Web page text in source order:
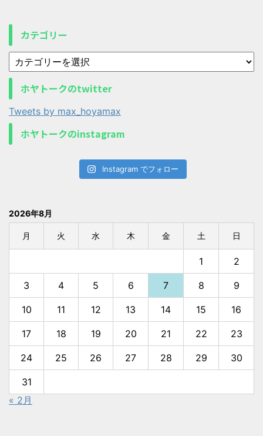
カテゴリー
ホヤトークのtwitter
Tweets by max_hoyamax
ホヤトークのinstagram
Instagram でフォロー
2026年8月
月 火 水 木 金 土 日
1 2
3 4 5 6 7 8 9
10 11 12 13 14 15 16
17 18 19 20 21 22 23
24 25 26 27 28 29 30
31
« 2月